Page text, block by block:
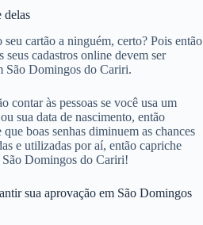
delas
cartão a ninguém, certo? Pois então
seus cadastros online devem ser
São Domingos do Cariri.
contar às pessoas se você usa um
sua data de nascimento, então
boas senhas diminuem as chances
e utilizadas por aí, então capriche
São Domingos do Cariri!
sua aprovação em São Domingos